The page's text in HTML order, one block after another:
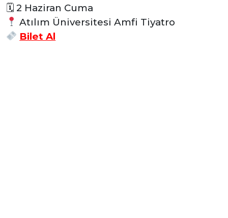
🗓 2 Haziran Cuma
Atılım Üniversitesi Amfi Tiyatro
Bilet Al